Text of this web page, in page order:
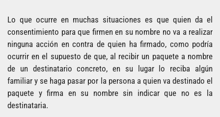
Lo que ocurre en muchas situaciones es que quien da el
consentimiento para que firmen en su nombre no va a realizar
ninguna acción en contra de quien ha firmado, como podría
ocurrir en el supuesto de que, al recibir un paquete a nombre
de un destinatario concreto, en su lugar lo reciba algún
familiar y se haga pasar por la persona a quien va destinado el
paquete y firma en su nombre sin indicar que no es la
destinataria.